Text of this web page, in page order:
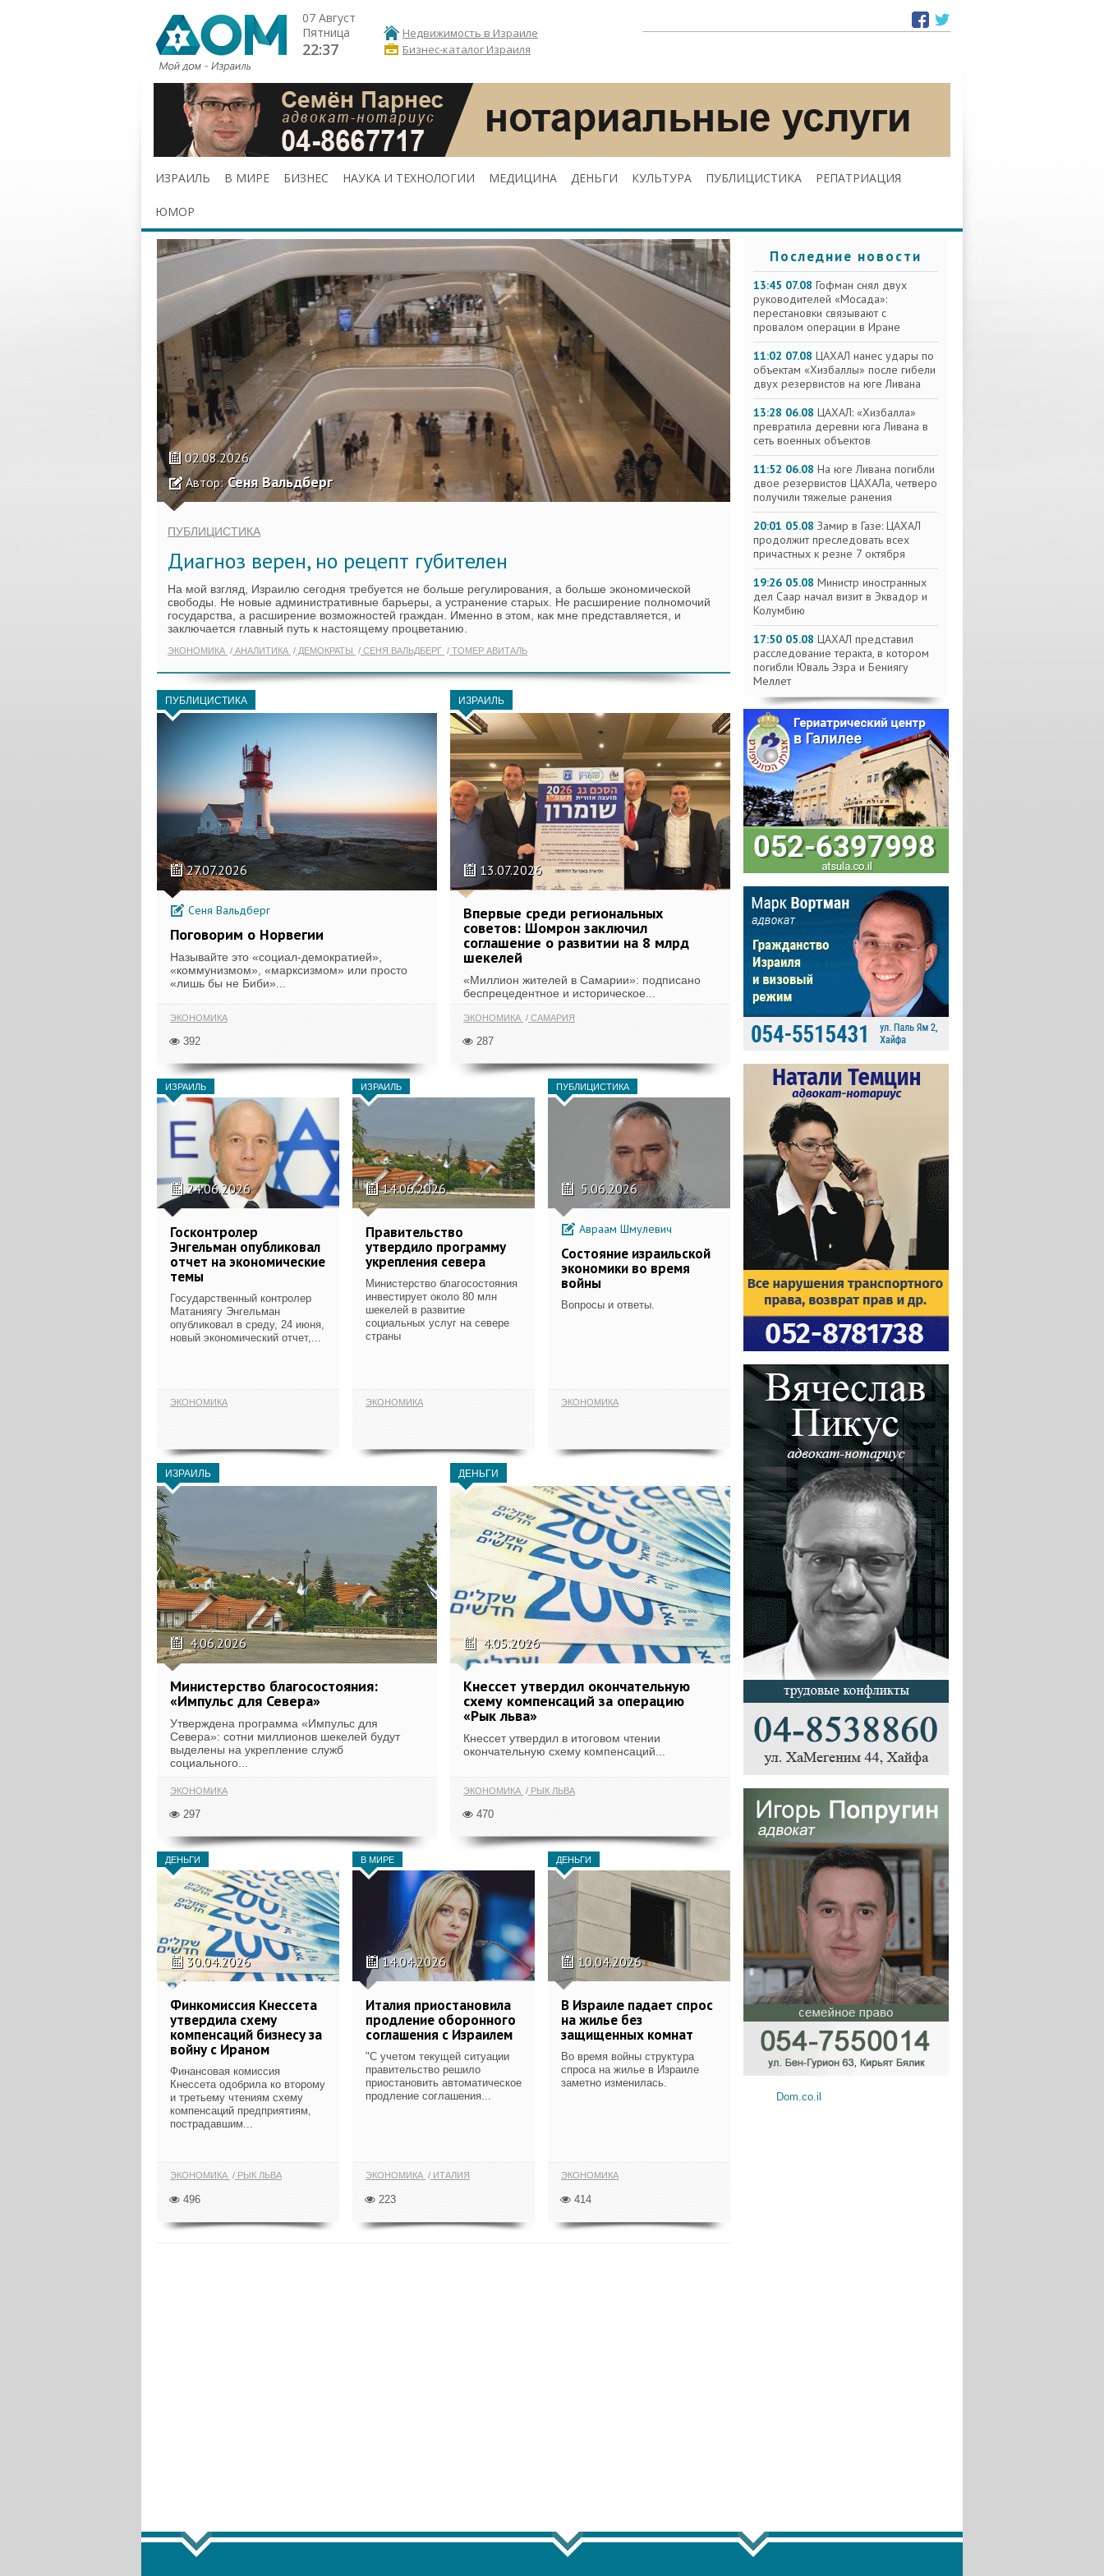
07 Август
Пятница
22:37
Недвижимость в Израиле
Бизнес-каталог Израиля
ИЗРАИЛЬ В МИРЕ БИЗНЕС НАУКА И ТЕХНОЛОГИИ МЕДИЦИНА ДЕНЬГИ КУЛЬТУРА ПУБЛИЦИСТИКА РЕПАТРИАЦИЯ
ЮМОР
02.08.2026
Автор: Сеня Вальдберг
ПУБЛИЦИСТИКА
Диагноз верен, но рецепт губителен
На мой взгляд, Израилю сегодня требуется не больше регулирования, а больше экономической
свободы. Не новые административные барьеры, а устранение старых. Не расширение полномочий
государства, а расширение возможностей граждан. Именно в этом, как мне представляется, и
заключается главный путь к настоящему процветанию.
ЭКОНОМИКА АНАЛИТИКА ДЕМОКРАТЫ СЕНЯ ВАЛЬДБЕРГ ТОМЕР АВИТАЛЬ
ПУБЛИЦИСТИКА
27.07.2026
Сеня Вальдберг
Поговорим о Норвегии
Называйте это «социал-демократией»,
«коммунизмом», «марксизмом» или просто
«лишь бы не Биби»...
ЭКОНОМИКА
392
ИЗРАИЛЬ
13.07.2026
Впервые среди региональных
советов: Шомрон заключил
соглашение о развитии на 8 млрд
шекелей
«Миллион жителей в Самарии»: подписано
беспрецедентное и историческое...
ЭКОНОМИКА САМАРИЯ
287
ИЗРАИЛЬ
24.06.2026
Госконтролер
Энгельман опубликовал
отчет на экономические
темы
Государственный контролер
Матаниягу Энгельман
опубликовал в среду, 24 июня,
новый экономический отчет,...
ЭКОНОМИКА
ИЗРАИЛЬ
14.06.2026
Правительство
утвердило программу
укрепления севера
Министерство благосостояния
инвестирует около 80 млн
шекелей в развитие
социальных услуг на севере
страны
ЭКОНОМИКА
ПУБЛИЦИСТИКА
5.06.2026
Авраам Шмулевич
Состояние израильской
экономики во время
войны
Вопросы и ответы.
ЭКОНОМИКА
ИЗРАИЛЬ
4.06.2026
Министерство благосостояния:
«Импульс для Севера»
Утверждена программа «Импульс для
Севера»: сотни миллионов шекелей будут
выделены на укрепление служб
социального...
ЭКОНОМИКА
297
ДЕНЬГИ
4.05.2026
Кнессет утвердил окончательную
схему компенсаций за операцию
«Рык льва»
Кнессет утвердил в итоговом чтении
окончательную схему компенсаций...
ЭКОНОМИКА РЫК ЛЬВА
470
ДЕНЬГИ
30.04.2026
Финкомиссия Кнессета
утвердила схему
компенсаций бизнесу за
войну с Ираном
Финансовая комиссия
Кнессета одобрила ко второму
и третьему чтениям схему
компенсаций предприятиям,
пострадавшим...
ЭКОНОМИКА РЫК ЛЬВА
496
В МИРЕ
14.04.2026
Италия приостановила
продление оборонного
соглашения с Израилем
"С учетом текущей ситуации
правительство решило
приостановить автоматическое
продление соглашения...
ЭКОНОМИКА ИТАЛИЯ
223
ДЕНЬГИ
10.04.2026
В Израиле падает спрос
на жилье без
защищенных комнат
Во время войны структура
спроса на жилье в Израиле
заметно изменилась.
ЭКОНОМИКА
414
Последние новости
13:45 07.08 Гофман снял двух
руководителей «Мосада»:
перестановки связывают с
провалом операции в Иране
11:02 07.08 ЦАХАЛ нанес удары по
объектам «Хизбаллы» после гибели
двух резервистов на юге Ливана
13:28 06.08 ЦАХАЛ: «Хизбалла»
превратила деревни юга Ливана в
сеть военных объектов
11:52 06.08 На юге Ливана погибли
двое резервистов ЦАХАЛа, четверо
получили тяжелые ранения
20:01 05.08 Замир в Газе: ЦАХАЛ
продолжит преследовать всех
причастных к резне 7 октября
19:26 05.08 Министр иностранных
дел Саар начал визит в Эквадор и
Колумбию
17:50 05.08 ЦАХАЛ представил
расследование теракта, в котором
погибли Юваль Эзра и Бениягу
Меллет
Dom.co.il